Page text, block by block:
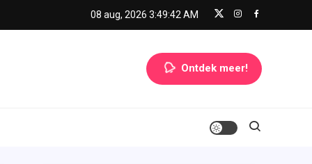
08 aug, 2026 3:49:43 AM
Ontdek meer!